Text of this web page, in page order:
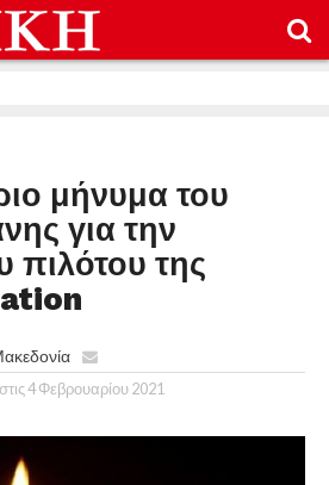
μήνυμα του
για την
πιλότου της
4 Φεβρουαρίου 2021